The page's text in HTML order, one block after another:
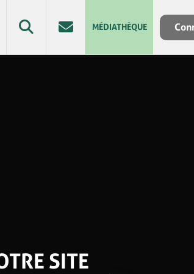
MÉDIATHÈQUE
SITE